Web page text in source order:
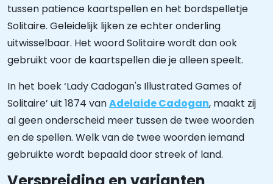
tussen patience kaartspellen en het bordspelletje
Solitaire. Geleidelijk lijken ze echter onderling
uitwisselbaar. Het woord Solitaire wordt dan ook
gebruikt voor de kaartspellen die je alleen speelt.
In het boek ‘Lady Cadogan's Illustrated Games of
Solitaire’ uit 1874 vanAdelaide Cadogan, maakt zij
al geen onderscheid meer tussen de twee woorden
en de spellen. Welk van de twee woorden iemand
gebruikte wordt bepaald door streek of land.